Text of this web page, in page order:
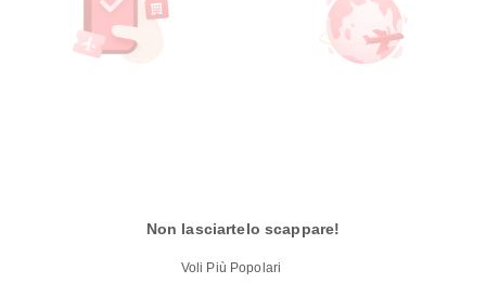
Non lasciartelo scappare!
Voli Più Popolari